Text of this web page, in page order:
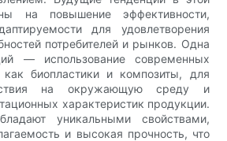
на повышение эффективности,
для удовлетворения
потребителей и рынков. Одна
— использование современных
как биопластики и композиты, для
на окружающую среду и
характеристик продукции.
уникальными свойствами,
и высокая прочность, что